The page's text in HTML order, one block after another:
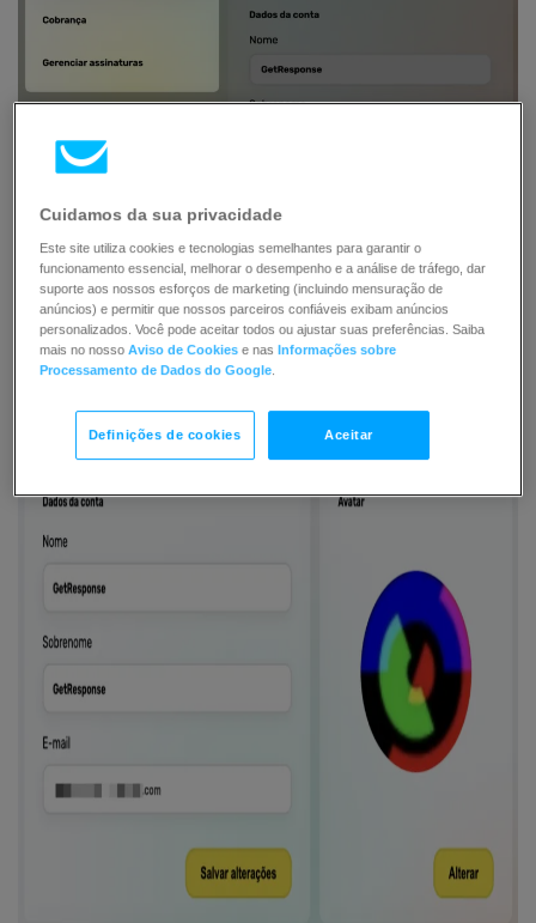
Gerenciar conta
Revê e edita o teu nome e endereço de e-mail. Também é
possível assinar ou cancelar a assinatura dos e-mails de
marketing da GetResponse e definir ou alterar sua senha
aqui. Há também a opção de excluir a conta.
Cuidamos da sua privacidade
Este site utiliza cookies e tecnologias semelhantes para garantir o
funcionamento essencial, melhorar o desempenho e a análise de tráfego, dar
suporte aos nossos esforços de marketing (incluindo mensuração de
anúncios) e permitir que nossos parceiros confiáveis exibam anúncios
personalizados. Você pode aceitar todos ou ajustar suas preferências. Saiba
mais no nossoAviso de Cookies e nas Informações sobre
Processamento de Dados do Google
Definições de cookies Aceitar